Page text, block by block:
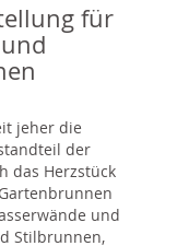
für
jeher die
der
das Herzstück
und
Stilbrunnen,